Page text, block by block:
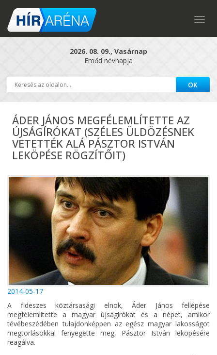
2026. 08. 09., Vasárnap
Emőd névnapja
ÁDER JÁNOS MEGFÉLEMLÍTETTE AZ
ÚJSÁGÍRÓKAT (SZÉLES ÜLDÖZÉSNEK
VETETTÉK ALÁ PÁSZTOR ISTVÁN
LEKÖPÉSE RÖGZÍTŐIT)
2014-05-17
A fideszes köztársasági elnök, Áder János fellépése
megfélemlítette a magyar újságírókat és a népet, amikor
tévébeszédében tulajdonképpen az egész magyar lakosságot
megtorlásokkal fenyegette meg, Pásztor István leköpésére
reagálva.